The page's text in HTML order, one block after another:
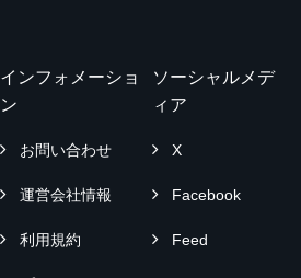
インフォメーショ
ン
お問い合わせ
運営会社情報
利用規約
ソーシャルメデ
ィア
X
Facebook
Feed